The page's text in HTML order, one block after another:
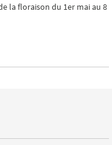
la floraison du 1er mai au 8